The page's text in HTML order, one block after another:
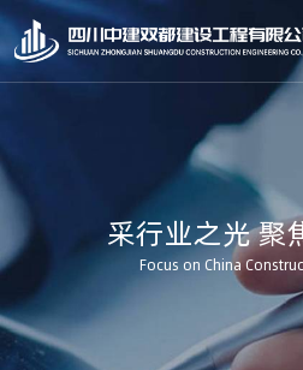
采行业之光 聚
Focus on China